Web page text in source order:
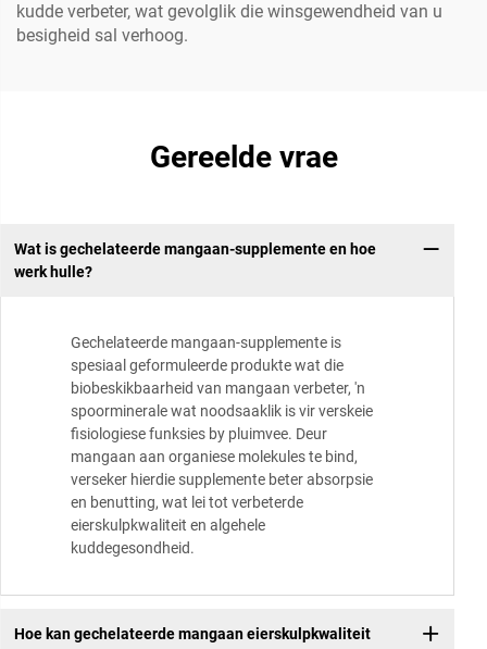
kudde verbeter, wat gevolglik die winsgewendheid van u
besigheid sal verhoog.
Gereelde vrae
Wat is gechelateerde mangaan-supplemente en hoe
werk hulle?
Gechelateerde mangaan-supplemente is
spesiaal geformuleerde produkte wat die
biobeskikbaarheid van mangaan verbeter, 'n
spoorminerale wat noodsaaklik is vir verskeie
fisiologiese funksies by pluimvee. Deur
mangaan aan organiese molekules te bind,
verseker hierdie supplemente beter absorpsie
en benutting, wat lei tot verbeterde
eierskulpkwaliteit en algehele
kuddegesondheid.
Hoe kan gechelateerde mangaan eierskulpkwaliteit